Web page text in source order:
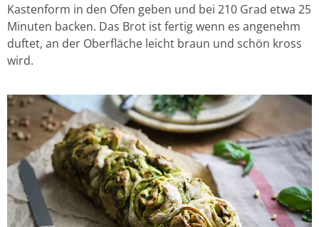
Kastenform in den Ofen geben und bei 210 Grad etwa 25
Minuten backen. Das Brot ist fertig wenn es angenehm
duftet, an der Oberfläche leicht braun und schön kross
wird.